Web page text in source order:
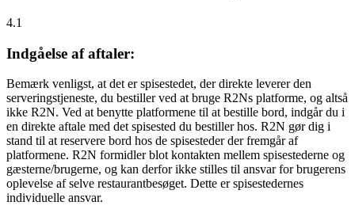
4.1
Indgåelse af aftaler:
Bemærk venligst, at det er spisestedet, der direkte leverer den
serveringstjeneste, du bestiller ved at bruge R2Ns platforme, og altså
ikke R2N. Ved at benytte platformene til at bestille bord, indgår du i
en direkte aftale med det spisested du bestiller hos. R2N gør dig i
stand til at reservere bord hos de spisesteder der fremgår af
platformene. R2N formidler blot kontakten mellem spisestederne og
gæsterne/brugerne, og kan derfor ikke stilles til ansvar for brugerens
oplevelse af selve restaurantbesøget. Dette er spisestedernes
individuelle ansvar.